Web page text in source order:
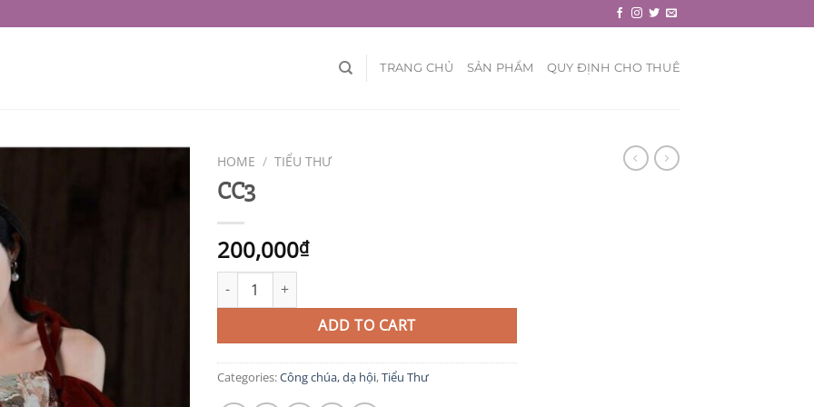
TRANG CHỦ SẢN PHẨM QUY ĐỊNH CHO THUÊ
HOME / TIỂU THƯ
CC3
200,000₫
CC3 quantity
ADD TO CART
Categories:Công chúa, dạ hội,Tiểu Thư